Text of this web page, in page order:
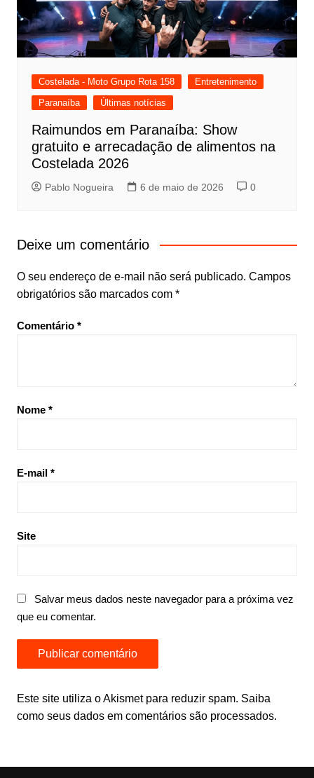
Costelada - Moto Grupo Rota 158
Entretenimento
Paranaíba
Últimas notícias
Raimundos em Paranaíba: Show
gratuito e arrecadação de alimentos na
Costelada 2026
Pablo Nogueira 6 de maio de 2026 0
Deixe um comentário
O seu endereço de e-mail não será publicado. Campos
obrigatórios são marcados com *
Comentário *
Nome *
E-mail *
Site
Salvar meus dados neste navegador para a próxima vez
que eu comentar.
Este site utiliza o Akismet para reduzir spam. Saiba
como seus dados em comentários são processados.